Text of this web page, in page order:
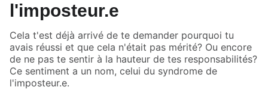
l'imposteur.e
Cela t'est déjà arrivé de te demander pourquoi tu
avais réussi et que cela n'était pas mérité? Ou encore
de ne pas te sentir à la hauteur de tes responsabilités?
Ce sentiment a un nom, celui du syndrome de
l'imposteur.e.